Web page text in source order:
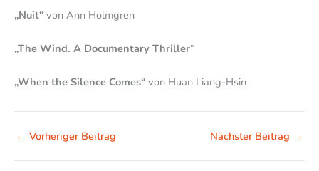
„Nuit“ von Ann Holmgren
„The Wind. A Documentary Thriller“
„When the Silence Comes“ von Huan Liang-Hsin
← Vorheriger Beitrag Nächster Beitrag →